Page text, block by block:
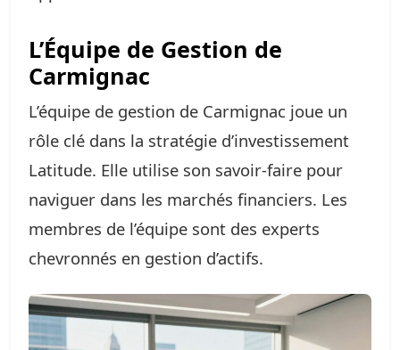
L’Équipe de Gestion de
Carmignac
L’équipe de gestion de Carmignac joue un
rôle clé dans la stratégie d’investissement
Latitude. Elle utilise son savoir-faire pour
naviguer dans les marchés financiers. Les
membres de l’équipe sont des experts
chevronnés en gestion d’actifs.